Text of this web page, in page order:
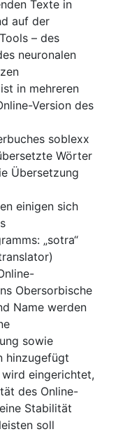
Texte in
auf der
– des
neuronalen
in mehreren
Version des
soblexx
Wörter
Übersetzung
einigen sich
„sotra“
Obersorbische
Name werden
sowie
hinzugefügt
eingerichtet,
des Online-
Stabilität
soll